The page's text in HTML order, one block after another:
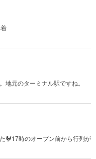
地元のターミナル駅ですね。
🐓17時のオープン前から行列が